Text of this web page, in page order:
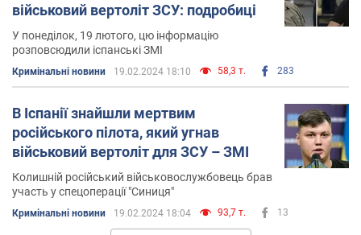
військовий вертоліт ЗСУ: подробиці
У понеділок, 19 лютого, цю інформацію
розповсюдили іспанські ЗМІ
Кримінальні новини 19.02.2024 18:10 58,3 т. 283
В Іспанії знайшли мертвим
російського пілота, який угнав
військовий вертоліт для ЗСУ – ЗМІ
Колишній російський військовослужбовець брав
участь у спецоперації "Синиця"
Кримінальні новини 19.02.2024 18:04 93,7 т. 13